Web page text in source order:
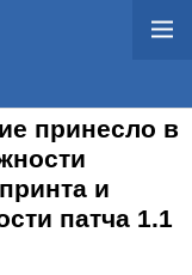
принесло в
и
патча 1.1